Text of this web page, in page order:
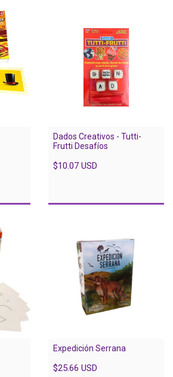
Dados Creativos - Tutti-
Frutti Desafíos
$10.07 USD
Expedición Serrana
$25.66 USD